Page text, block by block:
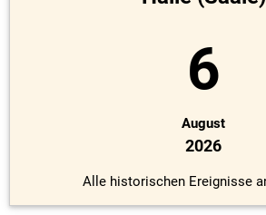
6
August
2026
Alle historischen Ereignisse